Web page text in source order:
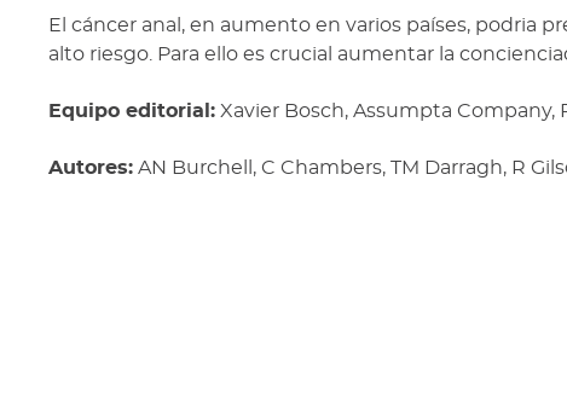
El cáncer anal, en aumento en varios países, podria
alto riesgo. Para ello es crucial aumentar la
Equipo editorial:Xavier Bosch, Assumpta Company,
Autores:AN Burchell, C Chambers, TM Darragh, R